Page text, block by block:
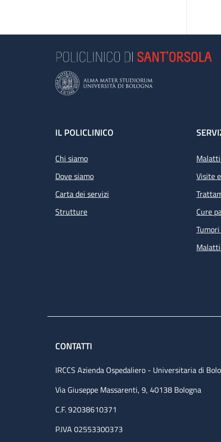
Footer
IL POLICLINICO
Chi siamo
Dove siamo
Carta dei servizi
Strutture
Visite
Cure
CONTATTI
IRCCS Azienda Ospedaliero - Universitaria di
Via Giuseppe Massarenti, 9, 40138 Bologna
C.F. 92038610371
P.IVA 02553300373